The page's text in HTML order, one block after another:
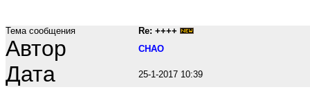
Тема сообщения Re: ++++
Автор CHAO
Дата 25-1-2017 10:39